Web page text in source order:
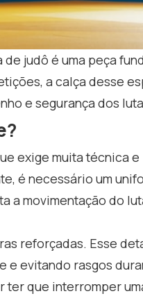
judô é uma peça
a calça desse
e segurança dos
exige muita técnica e
é necessário um
a movimentação do
reforçadas. Esse
e evitando rasgos
ter que interromper